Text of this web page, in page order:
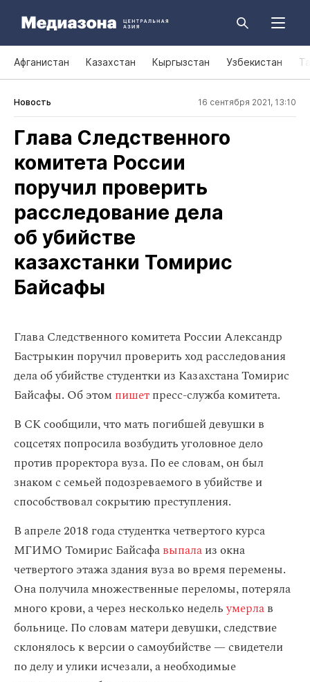
Афганистан Казахстан Кыргызстан Узбекистан
Новость 16 сентября 2021, 13:10
Глава Следственного
комитета России
поручил проверить
расследование дела
об убийстве
казахстанки Томирис
Байсафы
Глава Следственного комитета России Александр
Бастрыкин поручил проверить ход расследования
дела об убийстве студентки из Казахстана Томирис
Байсафы. Об этом пишетпресс-служба комитета.
В СК сообщили, что мать погибшей девушки в
соцсетях попросила возбудить уголовное дело
против проректора вуза. По ее словам, он был
знаком с семьей подозреваемого в убийстве и
способствовал сокрытию преступления.
В апреле 2018 года студентка четвертого курса
МГИМО Томирис Байсафавыпалаиз окна
четвертого этажа здания вуза во время перемены.
Она получила множественные переломы, потеряла
много крови, а через несколько недельумерлав
больнице. По словам матери девушки, следствие
склонялось к версии о самоубийстве — свидетели
по делу и улики исчезали, а необходимые